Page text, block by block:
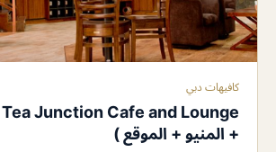
كافيهات دبي
+ المنيو + الموقع )